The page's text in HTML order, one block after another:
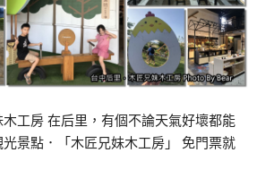
工房 在后里，有個不論天氣好壞都能
景點．「木匠兄妹木工房」 免門票就